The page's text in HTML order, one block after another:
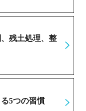
残土処理、整
5つの習慣